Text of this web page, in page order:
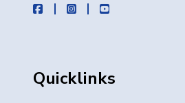
facebookinstagramyoutube
Quicklinks